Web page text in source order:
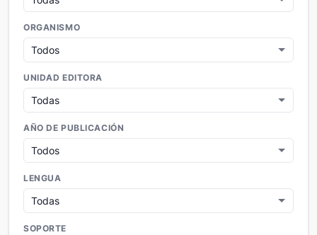
ORGANISMO
UNIDAD EDITORA
AÑO DE PUBLICACIÓN
LENGUA
SOPORTE